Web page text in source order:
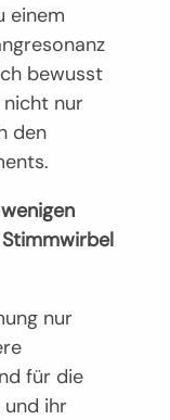
einem
bewusst
nicht nur
den
nur
für die
und ihr